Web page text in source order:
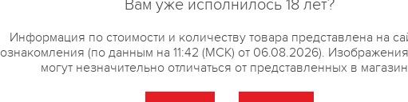
Вам уже исполнилось 18 лет?
Информация по стоимости и количеству товара представлена на
ознакомления (по данным на 11:42 (МСК) от 06.08.2026).
могут незначительно отличаться от представленных в